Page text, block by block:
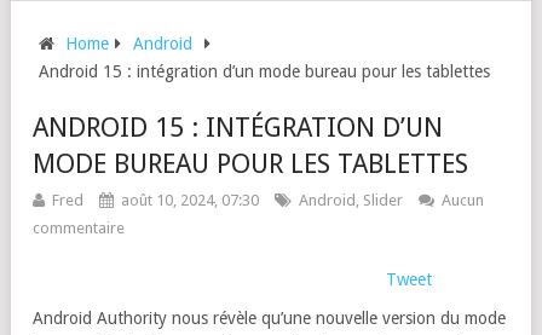
Home
Android
Android 15 : intégration d’un mode bureau pour les tablettes
ANDROID 15 : INTÉGRATION D’UN
MODE BUREAU POUR LES TABLETTES
Fred août 10, 2024, 07:30 Android , Slider
Aucun
commentaire
Tweet
Android Authority nous révèle qu’une nouvelle version du mode